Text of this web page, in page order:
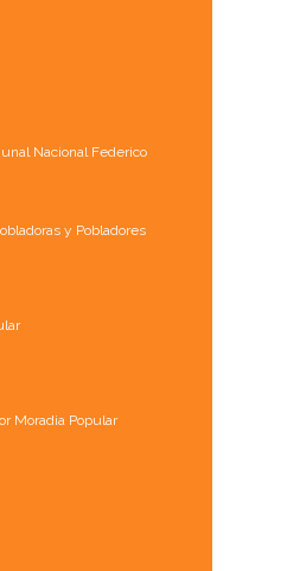
Nacional Federico
y Pobladores
Moradia Popular